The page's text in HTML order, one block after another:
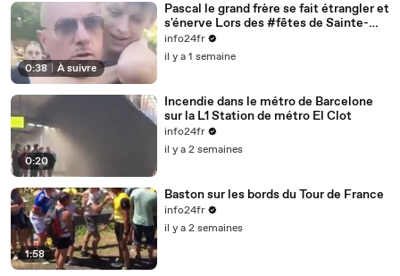
0:38 À suivre
Pascal le grand frère se fait étrangler et
s'énerve Lors des #fêtes de Sainte-
Anne à Rethel (Ardennes)
info24fr
il y a 1 semaine
0:20
Incendie dans le métro de Barcelone
sur la L1 Station de métro El Clot
info24fr
il y a 2 semaines
1:58
Baston sur les bords du Tour de France
info24fr
il y a 2 semaines